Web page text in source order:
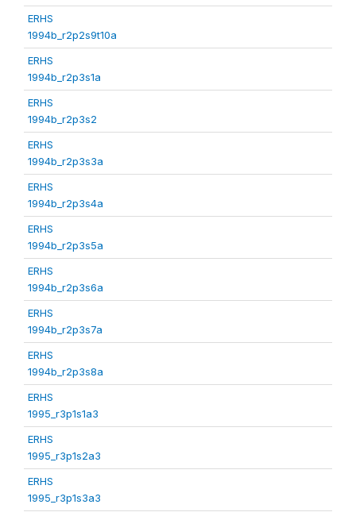
ERHS
1994b_r2p2s9t10a
ERHS
1994b_r2p3s1a
ERHS
1994b_r2p3s2
ERHS
1994b_r2p3s3a
ERHS
1994b_r2p3s4a
ERHS
1994b_r2p3s5a
ERHS
1994b_r2p3s6a
ERHS
1994b_r2p3s7a
ERHS
1994b_r2p3s8a
ERHS
1995_r3p1s1a3
ERHS
1995_r3p1s2a3
ERHS
1995_r3p1s3a3